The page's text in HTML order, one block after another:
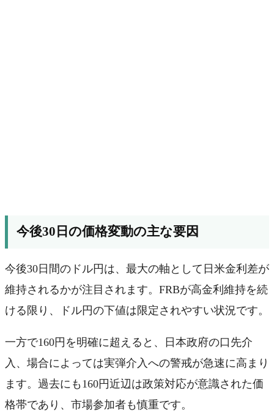
今後30日の価格変動の主な要因
今後30日間のドル円は、最大の軸として日米金利差が
維持されるかが注目されます。FRBが高金利維持を続
ける限り、ドル円の下値は限定されやすい状況です。
一方で160円を明確に超えると、日本政府の口先介
入、場合によっては実弾介入への警戒が急速に高まり
ます。過去にも160円近辺は政策対応が意識された価
格帯であり、市場参加者も慎重です。